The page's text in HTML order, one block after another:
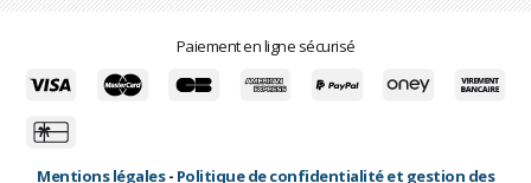
Paiement en ligne sécurisé
Mentions légales- Politique de confidentialité et gestion des